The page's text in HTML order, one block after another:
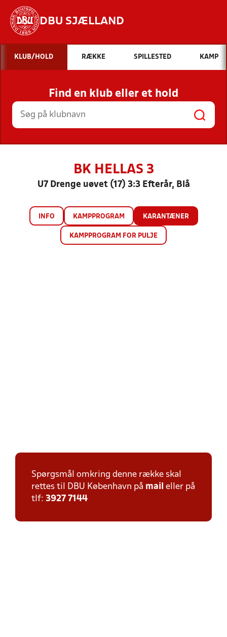
DBU SJÆLLAND
Hvad vil du søge efter?
INDHOLD OG NYHEDER
STILLINGER, RESULTATER, KLUBBER OG
HOLD
KLUB/HOLD RÆKKE SPILLESTED KAMP
Find en klub eller et hold
BK HELLAS 3
U7 Drenge uøvet (17) 3:3 Efterår, Blå
INFO KAMPPROGRAM KARANTÆNER
KAMPPROGRAM FOR PULJE
Spørgsmål omkring denne række skal
rettes til DBU København på mail eller på
tlf: 3927 7144